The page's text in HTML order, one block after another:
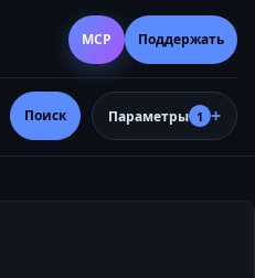
Поиск Параметры 1
MCP Поддержать